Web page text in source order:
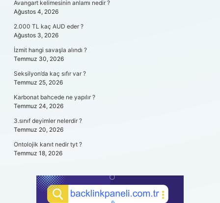
Avangart kelimesinin anlamı nedir ?
Ağustos 4, 2026
2.000 TL kaç AUD eder ?
Ağustos 3, 2026
İzmit hangi savaşla alındı ?
Temmuz 30, 2026
Seksilyon’da kaç sıfır var ?
Temmuz 25, 2026
Karbonat bahcede ne yapılır ?
Temmuz 24, 2026
3.sınıf deyimler nelerdir ?
Temmuz 20, 2026
Ontolojik kanıt nedir tyt ?
Temmuz 18, 2026